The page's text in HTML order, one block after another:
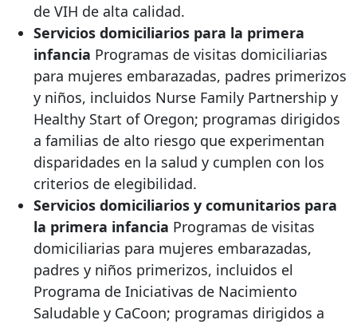
de VIH de alta calidad.
Servicios domiciliarios para la primera
infancia Programas de visitas domiciliarias
para mujeres embarazadas, padres primerizos
y niños, incluidos Nurse Family Partnership y
Healthy Start of Oregon; programas dirigidos
a familias de alto riesgo que experimentan
disparidades en la salud y cumplen con los
criterios de elegibilidad.
Servicios domiciliarios y comunitarios para
la primera infancia Programas de visitas
domiciliarias para mujeres embarazadas,
padres y niños primerizos, incluidos el
Programa de Iniciativas de Nacimiento
Saludable y CaCoon; programas dirigidos a